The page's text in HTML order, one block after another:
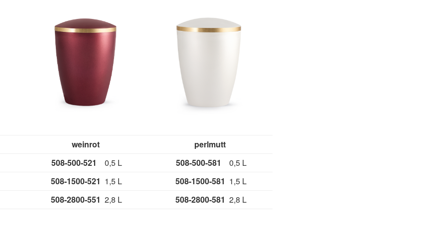
weinrot
perlmutt
508-500-521 0,5 L 508-500-581 0,5 L
508-1500-521 1,5 L 508-1500-581 1,5 L
508-2800-5512,8 L 508-2800-581 2,8 L